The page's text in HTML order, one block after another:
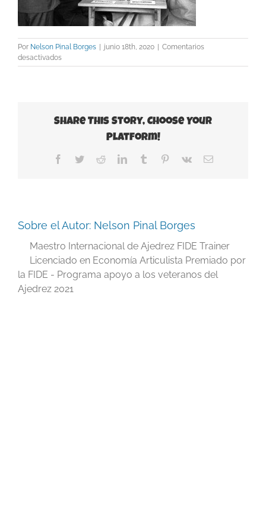
Por Nelson Pinal Borges | junio 18th, 2020 | Comentarios
desactivadosen
4
Share This Story, Choose Your
Platform!
Facebook
TwitterRedditLinkedInTumblr Pinterest
Vk
Correo
Sobre el Autor: Nelson Pinal Borges
Maestro Internacional de Ajedrez FIDE Trainer
Licenciado en Economía Articulista Premiado por
la FIDE - Programa apoyo a los veteranos del
Ajedrez 2021